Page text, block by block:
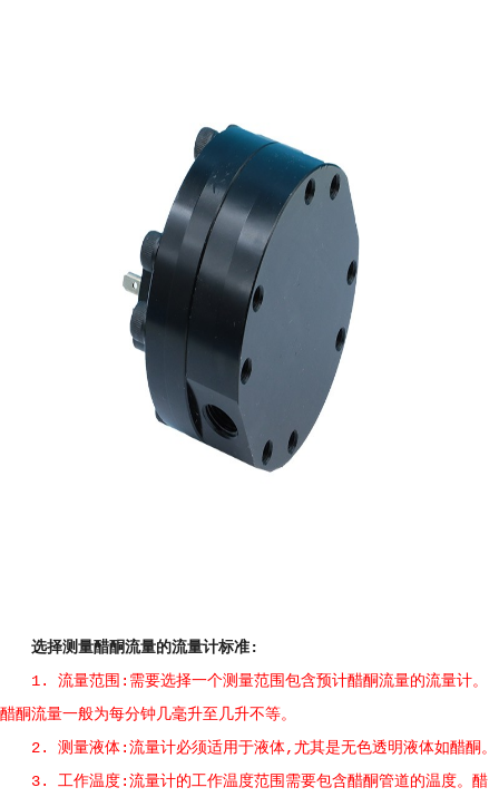
选择测量醋酮流量的流量计标准:
1. 流量范围:需要选择一个测量范围包含预计醋酮流量的流量计。
醋酮流量一般为每分钟几毫升至几升不等。
2. 测量液体:流量计必须适用于液体,尤其是无色透明液体如醋酮。
3. 工作温度:流量计的工作温度范围需要包含醋酮管道的温度。醋